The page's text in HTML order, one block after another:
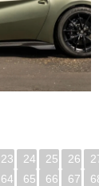
23 24 25 26
64 65 66 67